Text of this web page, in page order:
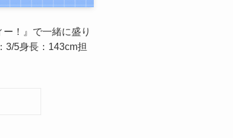
！』で一緒に盛り
3/5身長：143cm担